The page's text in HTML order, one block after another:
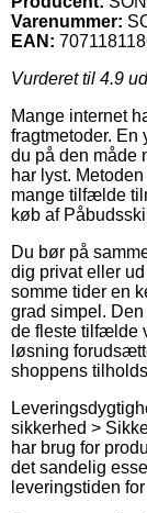
Varenummer:
EAN:
Vurderet til 4.9
Mange internet
fragtmetoder. En
du på den måde
har lyst.
mange tilfælde
køb af
Du bør på
dig privat eller
somme tider en
grad simpel.
de fleste tilfælde
løsning
shoppens
sikkerhed >
har brug for
det sandelig
leveringstiden